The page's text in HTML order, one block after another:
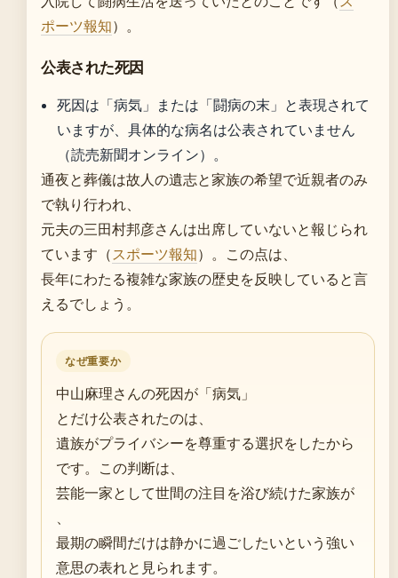
ポーツ報知）。
公表された死因
死因は「病気」または「闘病の末」と表現されて
いますが、具体的な病名は公表されていません
（読売新聞オンライン）。
通夜と葬儀は故人の遺志と家族の希望で近親者のみ
で執り行われ、
元夫の三田村邦彦さんは出席していないと報じられ
ています（スポーツ報知）。この点は、
長年にわたる複雑な家族の歴史を反映していると言
えるでしょう。
なぜ重要か
中山麻理さんの死因が「病気」
とだけ公表されたのは、
遺族がプライバシーを尊重する選択をしたから
です。この判断は、
芸能一家として世間の注目を浴び続けた家族が
、
最期の瞬間だけは静かに過ごしたいという強い
意思の表れと見られます。